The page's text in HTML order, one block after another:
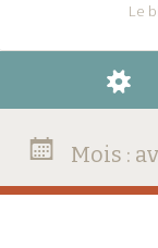
Le
WIDGETS
Mois :